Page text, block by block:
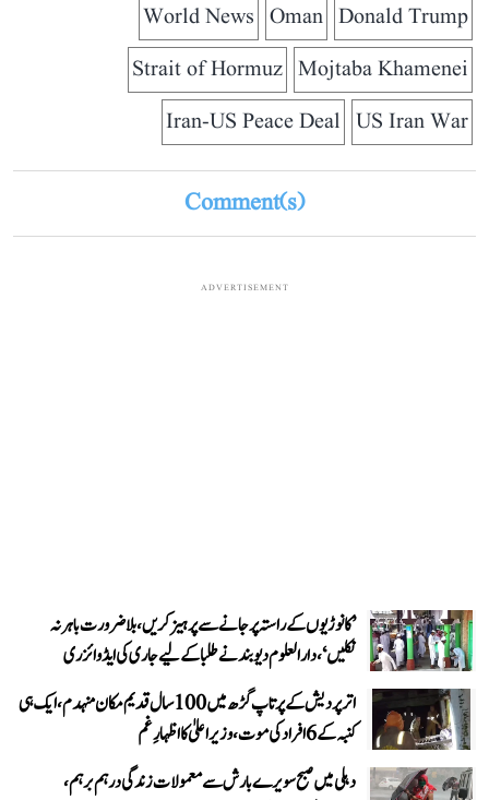
Donald Trump
Oman
World News
Mojtaba Khamenei
Strait of Hormuz
US Iran War
Iran-US Peace Deal
Comment(s)
ADVERTISEMENT
’کانوڑیوں کے راستہ پر جانے سے پرہیز کریں، بلاضرورت باہر نہ
نکلیں‘، دارالعلوم دیوبند نے طلبا کے لیے جاری کی ایڈوائزری
اتر پردیش کے پرتاپ گڑھ میں 100 سال قدیم مکان منہدم، ایک ہی
کنبہ کے 6 افراد کی موت، وزیر اعلیٰ کا اظہارِ غم
دہلی میں صبح سویرے بارش سے معمولات زندگی درہم برہم،